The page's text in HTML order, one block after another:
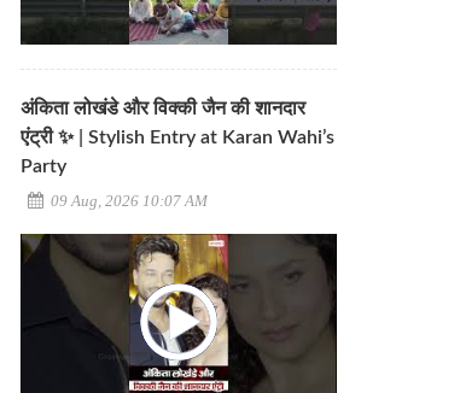
अंकिता लोखंडे और विक्की जैन की शानदार
एंट्री ✨ | Stylish Entry at Karan Wahi’s
Party
09 Aug, 2026 10:07 AM